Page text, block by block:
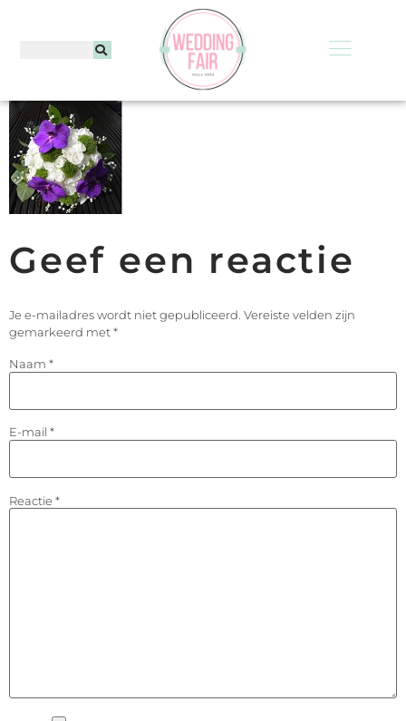
Geef een reactie
Je e-mailadres wordt niet gepubliceerd. Vereiste velden zijn
gemarkeerd met*
Naam *
E-mail *
Reactie *